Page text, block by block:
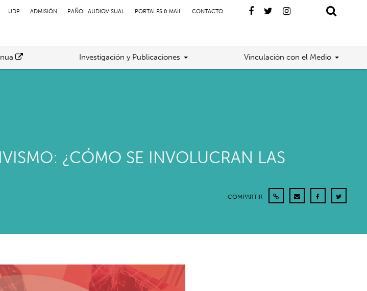
UDP ADMISIÓN PAÑOL AUDIOVISUAL PORTALES & MAIL CONTACTO
Investigación y Publicaciones Vinculación con el Medio
¿CÓMO SE INVOLUCRAN LAS
COMPARTIR